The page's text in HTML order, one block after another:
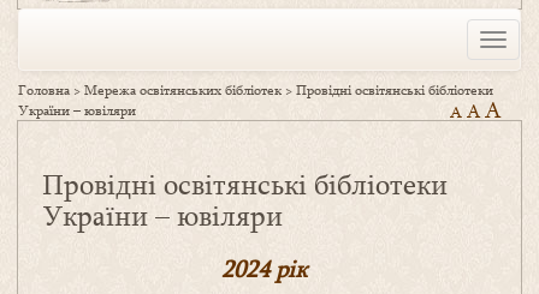
Toggle
Головна >Мережа освітянських бібліотек >Провідні освітянські бібліотеки
України – ювіляри
A AA
Провідні освітянські бібліотеки
України – ювіляри
2024 рік